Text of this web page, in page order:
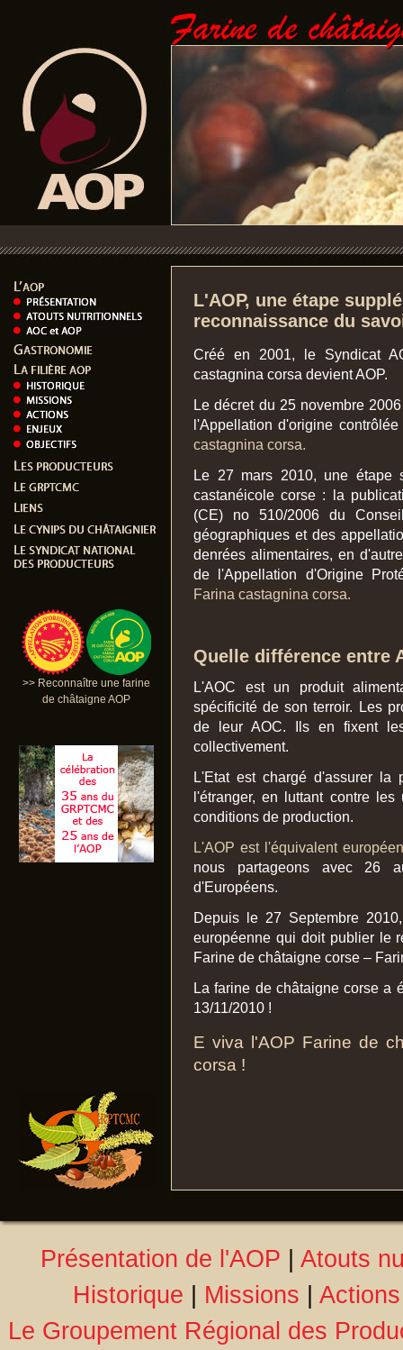
>> Reconnaître une farine
de châtaigne AOP
L'AOP, une étape
reconnaissance du
Créé en 2001, le Syndicat
castagnina corsa devient AOP.
Le décret du 25 novembre
l'Appellation d'origine contrôlée
castagnina corsa.
Le 27 mars 2010, une étape
castanéicole corse : la
(CE) no 510/2006 du
géographiques et des
denrées alimentaires, en
de l'Appellation d'Origine
Farina castagnina corsa.
Quelle différence entre
L'AOC est un produit
spécificité de son terroir. Les
de leur AOC. Ils en fixent
collectivement.
L'Etat est chargé d'assurer la
l'étranger, en luttant contre
conditions de production.
L'AOP est l'équivalent
nous partageons avec 26
d'Européens.
Depuis le 27 Septembre
européenne qui doit publier le
Farine de châtaigne corse –
La farine de châtaigne corse a
13/11/2010 !
E viva l'AOP Farine de
corsa !
Présentation de l'AOP
Atouts
Historique
Missions Actions
Le Groupement Régional des